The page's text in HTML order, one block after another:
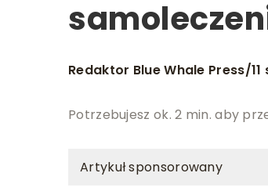
Redaktor Blue Whale Press/
Potrzebujesz ok. 2 min. aby
Artykuł sponsorowany